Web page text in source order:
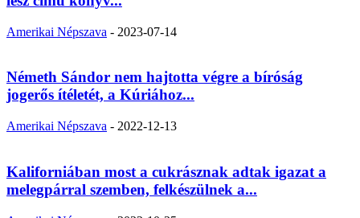
Amerikai Népszava - 2023-07-14
Németh Sándor nem hajtotta végre a bíróság
jogerős ítéletét, a Kúriához...
Amerikai Népszava - 2022-12-13
Kaliforniában most a cukrásznak adtak igazat a
melegpárral szemben, felkészülnek a...